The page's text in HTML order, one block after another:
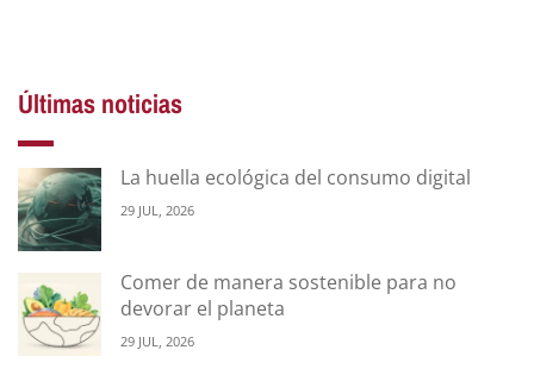
Últimas noticias
La huella ecológica del consumo digital
29 JUL, 2026
Comer de manera sostenible para no
devorar el planeta
29 JUL, 2026